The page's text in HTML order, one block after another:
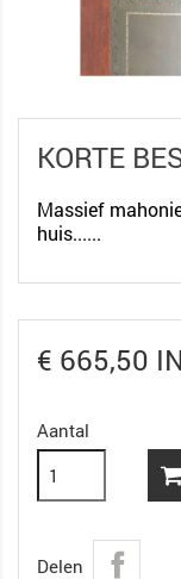
KORTE
Massief
huis......
€ 665,50
Aantal
Delen